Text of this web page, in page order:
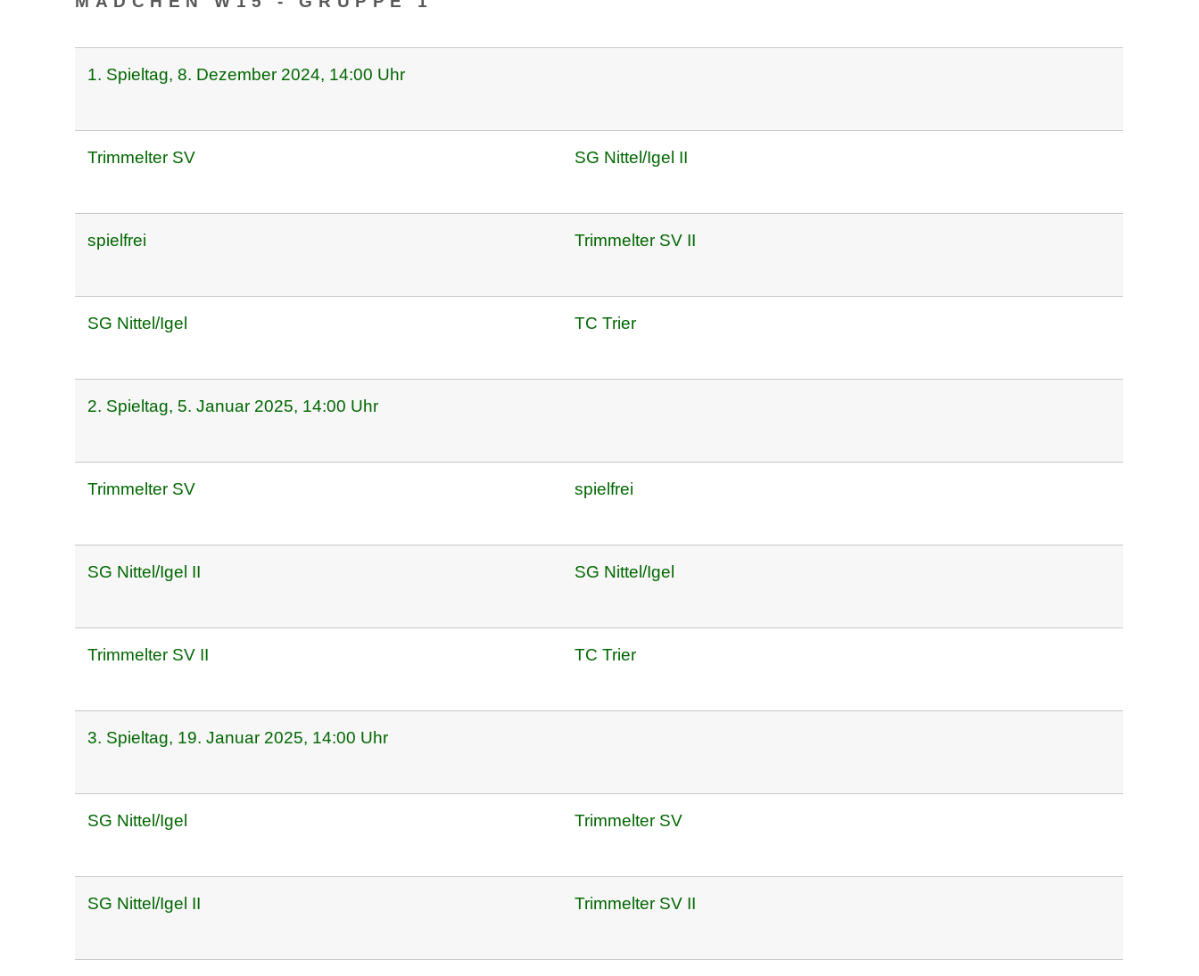
1. Spieltag, 8. Dezember 2024, 14:00 Uhr
Trimmelter SV SG Nittel/Igel II
spielfrei Trimmelter SV II
SG Nittel/Igel TC Trier
2. Spieltag, 5. Januar 2025, 14:00 Uhr
Trimmelter SV spielfrei
SG Nittel/Igel II SG Nittel/Igel
Trimmelter SV II TC Trier
3. Spieltag, 19. Januar 2025, 14:00 Uhr
SG Nittel/Igel Trimmelter SV
SG Nittel/Igel II Trimmelter SV II